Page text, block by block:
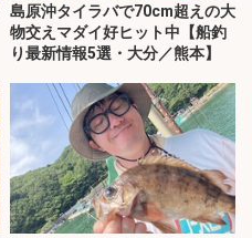
島原沖タイラバで70cm超えの大
物交えマダイ好ヒット中【船釣
り最新情報5選・大分／熊本】